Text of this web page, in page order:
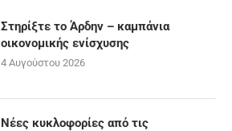
Στηρίξτε το Άρδην – καμπάνια
οικονομικής ενίσχυσης
4 Αυγούστου 2026
Νέες κυκλοφορίες από τις